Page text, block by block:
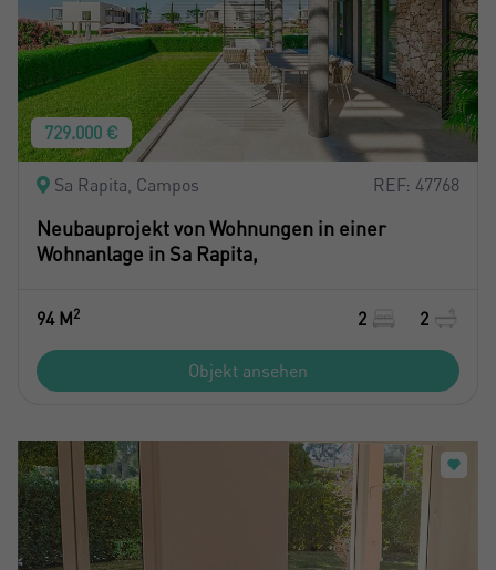
729.000 €
Sa Rapita, Campos REF: 47768
Neubauprojekt von Wohnungen in einer
Wohnanlage in Sa Rapita,
94 M2 2 2
Objekt ansehen